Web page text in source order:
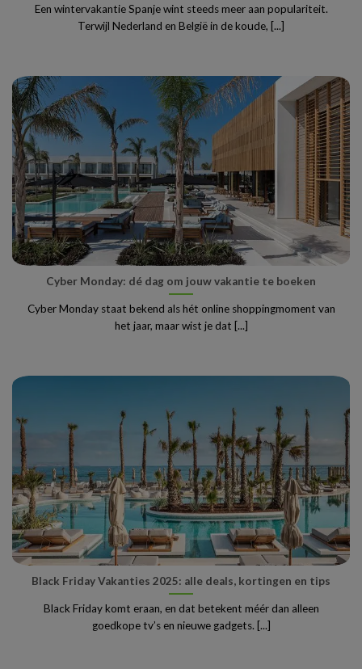
Een wintervakantie Spanje wint steeds meer aan populariteit.
Terwijl Nederland en België in de koude, [...]
Cyber Monday: dé dag om jouw vakantie te boeken
Cyber Monday staat bekend als hét online shoppingmoment van
het jaar, maar wist je dat [...]
Black Friday Vakanties 2025: alle deals, kortingen en tips
Black Friday komt eraan, en dat betekent méér dan alleen
goedkope tv’s en nieuwe gadgets. [...]